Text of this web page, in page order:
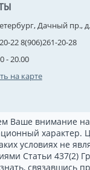
Дачный пр.,
22 8(906)261-20-28
- 20.00
на карте
Ваше внимание на
характер.
условиях не
Статьи 437(2)
связавшись